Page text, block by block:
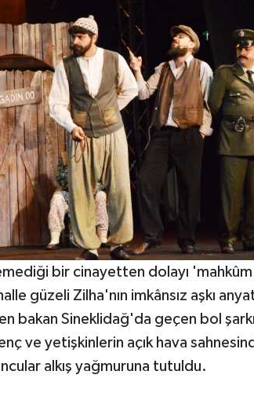
bir cinayetten dolayı
güzeli Zilha'nın imkânsız aşkı
bakan Sineklidağ'da geçen bol
ve yetişkinlerin açık hava
alkış yağmuruna tutuldu.